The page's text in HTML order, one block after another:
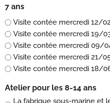
7 ans
Visite contée mercredi 12/
Visite contée mercredi 19/
Visite contée mercredi 09/
Visite contée mercredi 21/
Visite contée mercredi 18/
Atelier pour les 8-14 ans
La fabrique sous-marine et